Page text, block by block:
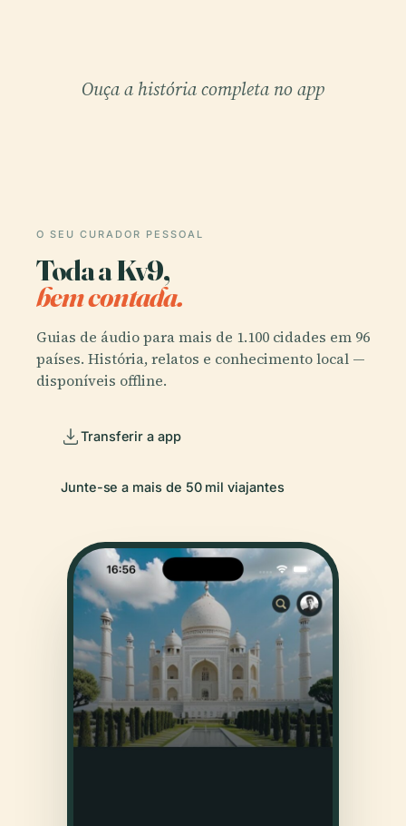
Ouça a história completa no app
O SEU CURADOR PESSOAL
Toda a Kv9,
bem contada.
Guias de áudio para mais de 1.100 cidades em 96
países. História, relatos e conhecimento local —
disponíveis offline.
Transferir a app
Junte-se a mais de 50 mil viajantes